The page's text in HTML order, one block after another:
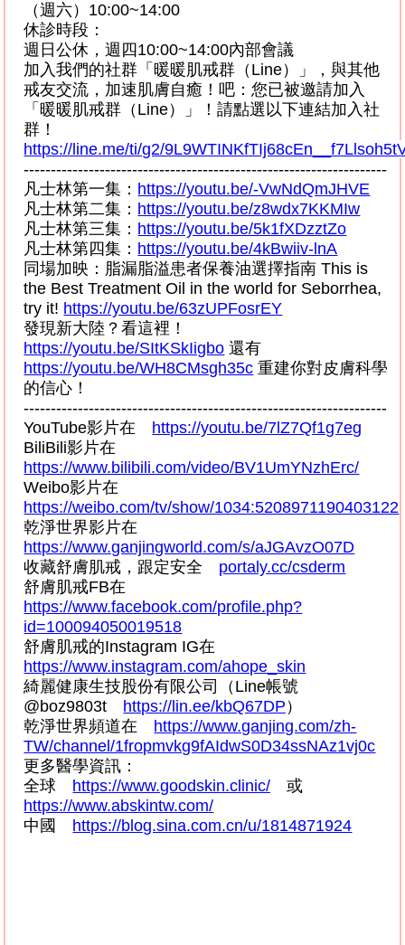
（週六） 10:00~14:00
休診時段：
週日公休，週四 10:00~14:00內部會議
加入我們的社群「暖暖肌戒群（ Line）」，與其他
戒友交流，加速肌膚自癒！吧：您已被邀請加入
「暖暖肌戒群（ Line）」！請點選以下連結加入社
群！
https://line.me/ti/g2/
-------------------------------------------------------------------
凡士林第一集： https://youtu.be/-VwNdQmJHVE
凡士林第二集： https://youtu.be/z8wdx7KKMIw
凡士林第三集： https://youtu.be/5k1fXDzztZo
凡士林第四集： https://youtu.be/4kBwiiv-lnA
同場加映：脂漏脂溢患者保養油選擇指南 This is
the Best Treatment Oil in the world for Seborrhea,
try it! https://youtu.be/63zUPFosrEY
發現新大陸？看這裡！
https://youtu.be/SItKSkIigbo 還有
https://youtu.be/WH8CMsgh35c 重建你對皮膚科學
的信心！
-------------------------------------------------------------------
YouTube影片在 https://youtu.be/7lZ7Qf1g7eg
BiliBili影片在
https://www.bilibili.com/video/BV1UmYNzhErc/
Weibo影片在
https://weibo.com/tv/show/1034:5208971190403122
乾淨世界影片在
https://www.ganjingworld.com/s/aJGAvzO07D
收藏舒膚肌戒，跟定安全 portaly.cc/csderm
舒膚肌戒FB在
https://www.facebook.com/profile.php?
id=100094050019518
舒膚肌戒的Instagram IG在
https://www.instagram.com/ahope_skin
綺麗健康生技股份有限公司（ Line帳號
@boz9803t
https://lin.ee/kbQ67DP ）
乾淨世界頻道在 https://www.ganjing.com/zh-
TW/channel/1fropmvkg9fAIdwS0D34ssNAz1vj0c
更多醫學資訊：
全球 https://www.goodskin.clinic/ 或
https://www.abskintw.com/
中國 https://blog.sina.com.cn/u/1814871924